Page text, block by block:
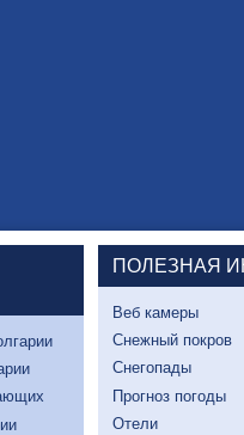
ПОЛЕЗНАЯ
Веб камеры
Снежный покров
Снегопады
Прогноз погоды
Отели